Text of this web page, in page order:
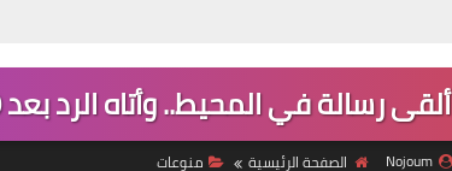
ألقى رسالة في المحيط.. وأتاه الرد بعد 9 سنوات
Nojoum الصفحة الرئيسية منوعات